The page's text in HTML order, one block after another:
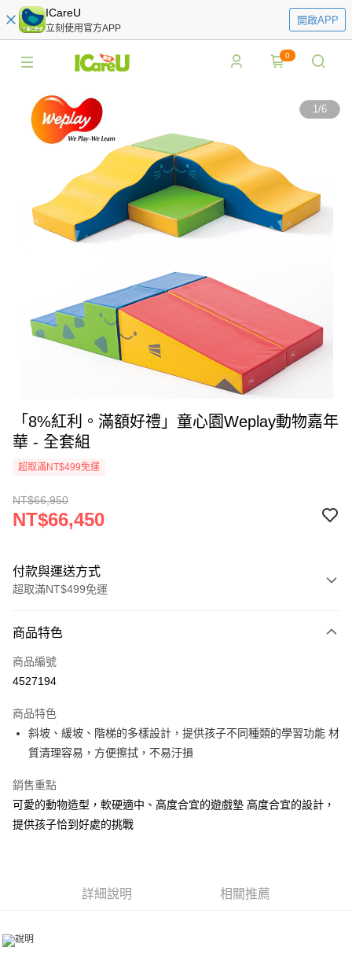
ICareU
立刻使用官方APP
開啟APP
0
1/6
「8%紅利。滿額好禮」童心園Weplay動物嘉年
華 - 全套組
超取滿NT$499免運
NT$66,950
NT$66,450
付款與運送方式
超取滿NT$499免運
信用卡一次付款
LINE Pay
街口支付
悠遊付
Google Pay
AFTEE先享後付
１．簡單：不需註冊會員、不需綁卡、不需儲值。
每筆NT$80，滿NT$499(含以上)免運費
商品特色
商品編號
4527194
商品特色
斜坡、緩坡、階梯的多樣設計，提供孩子不同種類的學習功能 材
質清理容易，方便擦拭，不易汙損
銷售重點
可愛的動物造型，軟硬適中、高度合宜的遊戲墊 高度合宜的設計，
提供孩子恰到好處的挑戰
詳細說明 相關推薦